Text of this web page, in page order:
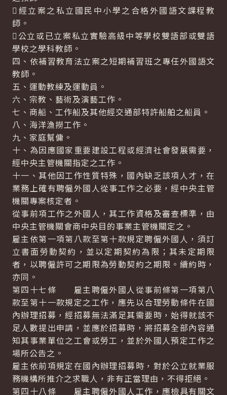
經立案之私立國民中小學之合格外國語文課程教
師。
公立或已立案私立實驗高級中等學校雙語部或雙語
學校之學科教師。
四、依補習教育法立案之短期補習班之專任外國語文
教師。
五、運動教練及運動員。
六、宗教、藝術及演藝工作。
七、商船、工作船及其他經交通部特許船舶之船員。
八、海洋漁撈工作。
九、家庭幫傭。
十、為因應國家重要建設工程或經濟社會發展需要，
經中央主管機關指定之工作。
十一、其他因工作性質特殊，國內缺乏該項人才，在
業務上確有聘僱外國人從事工作之必要，經中央主管
機關專案核定者。
從事前項工作之外國人，其工作資格及審查標準，由
中央主管機關會商中央目的事業主管機關定之。
雇主依第一項第八款至第十款規定聘僱外國人，須訂
立書面勞動契約，並以定期契約為限；其未定期限
者，以聘僱許可之期限為勞動契約之期限。續約時，
亦同。
第四十七條 雇主聘僱外國人從事前條第一項第八
款至第十一款規定之工作，應先以合理勞動條件在國
內辦理招募，經招募無法滿足其需要時，始得就該不
足人數提出申請，並應於招募時，將招募全部內容通
知其事業單位之工會或勞工，並於外國人預定工作之
場所公告之。
雇主依前項規定在國內辦理招募時，對於公立就業服
務機構所推介之求職人，非有正當理由，不得拒絕。
第四十八條 雇主聘僱外國人工作，應檢具有關文